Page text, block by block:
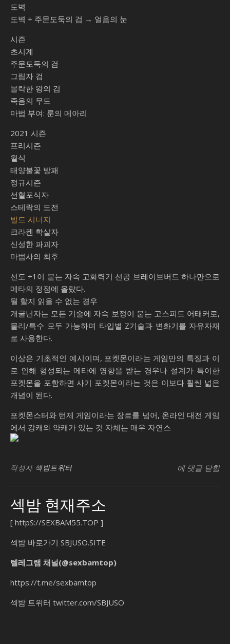
도벽
도벽 + 주문도둑의 검 → 얼음의 눈
시즌
초시계
주문도둑의 검
그림자 검
몰락한 왕의 검
죽음의 무도
마법 부여: 룬의 메아리
2021 시즌
프리시즌
월식
태양불꽃 방패
정규시즌
선혈포식자
스테락의 도전
빌드 시너지
크라켄 학살자
신성한 파괴자
마법사의 최후
선도 +1이 붙는 자속 고화력기 선공 브레이브버드 하나만으로
메타의 정점에 올랐다.
뭘 할지 읽을 수 없는 경우
개굴닌자는 모든 기술에 자속 보정이 붙는 고스피드 어태커로,
물리/특수 모두 가능하며 타입별 Z기술과 변화기를 자유자재
로 사용한다.
이상은 기초적인 예시이며, 포켓몬이라는 게임만의 특징과 이
로 인해 형성되는 메타에 영향을 받는 경우나 설계가 특이한
포켓몬을 포함하면 사기 포켓몬이라는 것은 이보다 훨씬 넓은
개념이 된다.
포켓몬스터와 턴제 게임이라는 장르를 넘어, 온라인 대전 게임
에서 강캐와 약캐가 있는 것 자체는 매우 자연스
빈
조
백
나
는
수
요
칭
작성자 섹밤트위터 SB유흥지원센
에 댓글 닫힘
섹밤 현재주소
[ httpS://SEXBAM55.TOP ]
섹밤 바로가기 SBJUSO.SITE
텔레그램 채널(@sexbamtop)
https://t.me/sexbamtop
섹밤 트위터 twitter.com/SBJUSO